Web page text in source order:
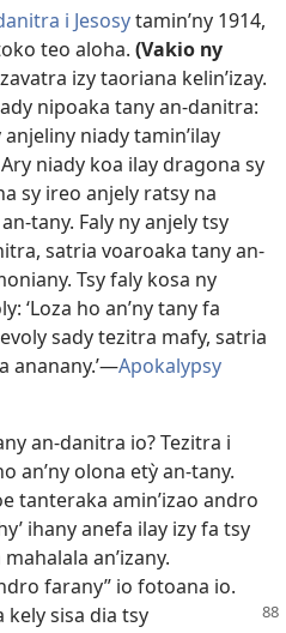
i Jesosytamin’ny 1914,
teo aloha. (Vakio ny
izy taoriana kelin’izay.
nipoaka tany an-danitra:
anjeliny niady tamin’ilay
niady koa ilay dragona sy
sy ireo anjely ratsy na
tany. Faly ny anjely tsy
satria voaroaka tany an-
Tsy faly kosa ny
‘Loza ho an’ny tany fa
sady tezitra mafy, satria
ananany.’—Apokalypsy
an-danitra io? Tezitra i
an’ny olona etỳ an-tany.
tanteraka amin’izao andro
ihany anefa ilay izy fa tsy
an’izany.
farany” io fotoana io.
kely sisa dia tsy